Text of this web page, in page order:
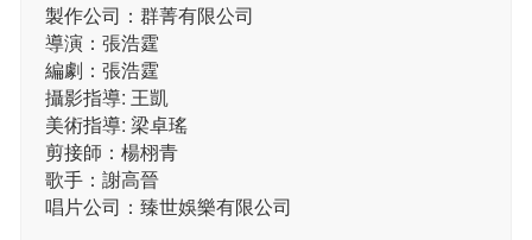
製作公司：群菁有限公司
導演：張浩霆
編劇：張浩霆
攝影指導: 王凱
美術指導: 梁卓瑤
剪接師：楊栩青
歌手：謝高晉
唱片公司：臻世娛樂有限公司